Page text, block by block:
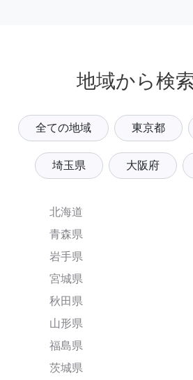
地域から検
全ての地域 東京都
埼玉県 大阪府
北海道
青森県
岩手県
宮城県
秋田県
山形県
福島県
茨城県